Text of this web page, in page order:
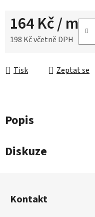
164 Kč/ m
198 Kč včetně DPH
Tisk Zeptat se
Popis
Diskuze
Kontakt